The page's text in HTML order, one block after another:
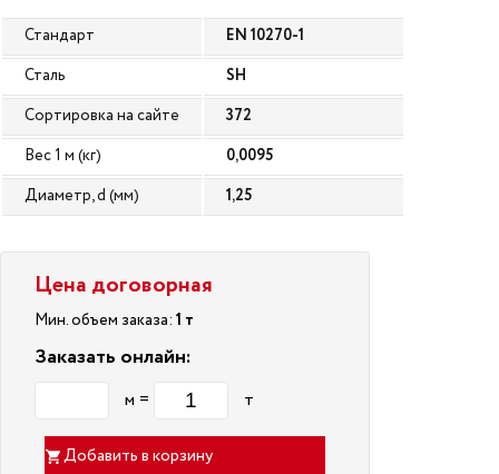
Стандарт
EN 10270-1
Сталь
SH
Сортировка на сайте
372
Вес 1 м (кг)
0,0095
Диаметр, d (мм)
1,25
Цена договорная
Мин. объем заказа: 1 т
Заказать онлайн:
м = т
Добавить в корзину